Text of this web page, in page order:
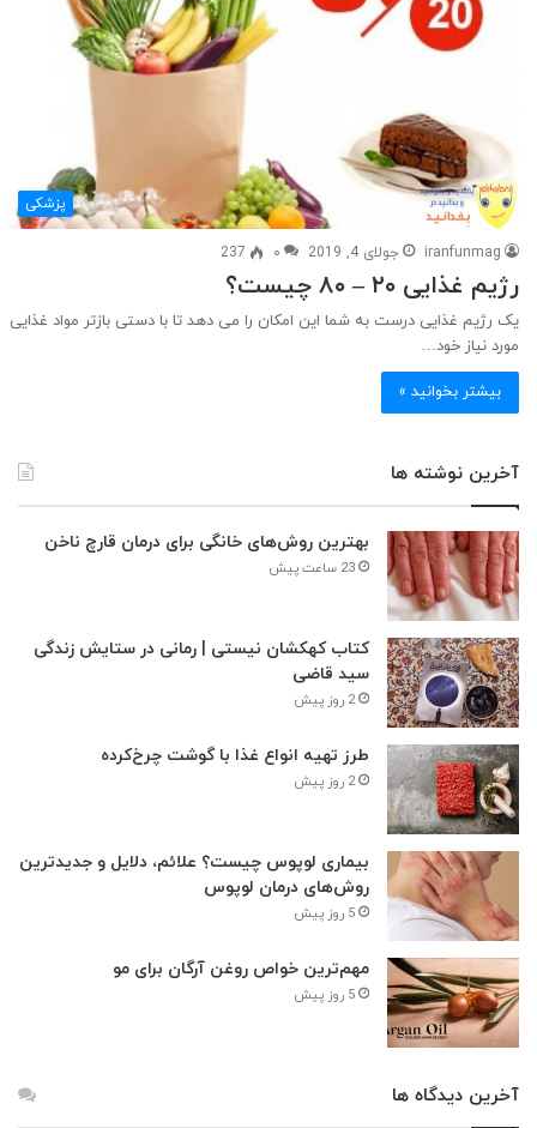
پزشکی
iranfunmag جولای 4, 2019 ۰ 237
رژیم غذایی ۲۰ – ۸۰ چیست؟
یک رژیم غذایی درست به شما این امکان را می دهد تا با دستی بازتر مواد غذایی
مورد نیاز خود…
بیشتر بخوانید »
آخرین نوشته ها
بهترین روش‌های خانگی برای درمان قارچ ناخن
23 ساعت پیش
کتاب کهکشان نیستی | رمانی در ستایش زندگی
سید قاضی
2 روز پیش
طرز تهیه انواع غذا با گوشت چرخ‌کرده
2 روز پیش
بیماری لوپوس چیست؟ علائم، دلایل و جدیدترین
روش‌های درمان لوپوس
5 روز پیش
مهم‌ترین خواص روغن آرگان برای مو
5 روز پیش
آخرین دیدگاه ها